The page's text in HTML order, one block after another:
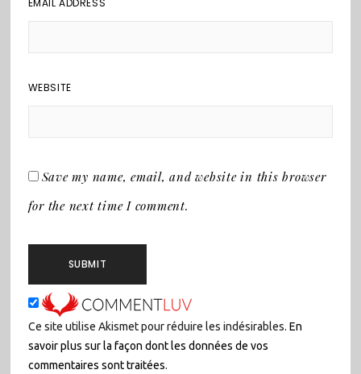
EMAIL ADDRESS
WEBSITE
Save my name, email, and website in this browser
for the next time I comment.
Ce site utilise Akismet pour réduire les indésirables. En
savoir plus sur la façon dont les données de vos
commentaires sont traitées.